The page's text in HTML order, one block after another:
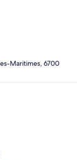
Maritimes, 6700